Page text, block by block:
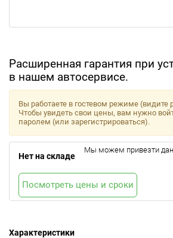
Расширенная гарантия при
в нашем автосервисе.
Характеристики
Вы работаете в гостевом режиме
Чтобы увидеть свои цены, вам нужно
паролем (или зарегистрироваться).
Нет на складе
Мы можем привезти
Посмотреть цены и сроки